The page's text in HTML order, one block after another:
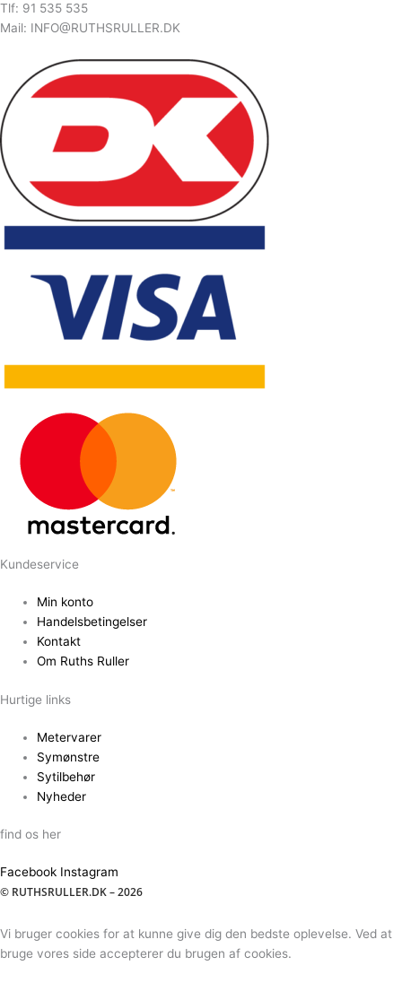
Tlf: 91 535 535
Mail: INFO@RUTHSRULLER.DK
Kundeservice
Min konto
Handelsbetingelser
Kontakt
Om Ruths Ruller
Hurtige links
Metervarer
Symønstre
Sytilbehør
Nyheder
find os her
Facebook Instagram
© RUTHSRULLER.DK – 2026
Vi bruger cookies for at kunne give dig den bedste oplevelse. Ved at
bruge vores side accepterer du brugen af cookies.